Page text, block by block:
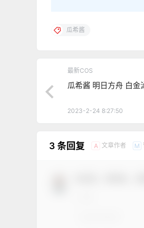
瓜希酱
最新COS
瓜希酱 明日方舟 白
2023-2-24 8:27:50
3 条回复 A 文章作者 M